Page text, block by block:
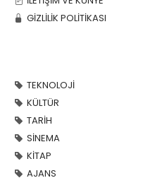
GİZLİLİK POLİTİKASI
TEKNOLOJİ
KÜLTÜR
TARİH
SİNEMA
KİTAP
AJANS